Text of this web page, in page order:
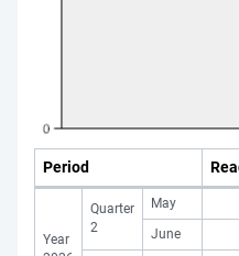
Period
Year
Quarter
2
May
June